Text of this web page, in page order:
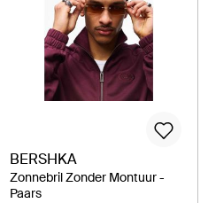
BERSHKA
Zonnebril Zonder Montuur -
Paars